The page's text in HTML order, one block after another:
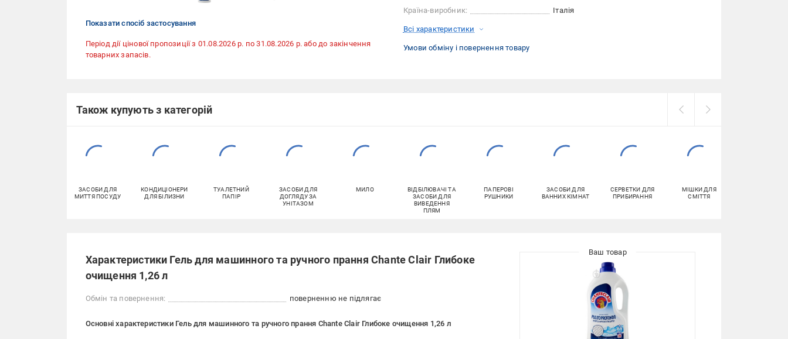
Показати спосіб застосування
Період дії цінової пропозиції з 01.08.2026 р. по 31.08.2026 р. або до закінчення
товарних запасів.
Країна-виробник:
Італія
Всі характеристики
Умови обміну і повернення товару
Також купують з категорій
ЗАСОБИ ДЛЯ
МИТТЯ ПОСУДУ
КОНДИЦІОНЕРИ
ДЛЯ БІЛИЗНИ
ТУАЛЕТНИЙ
ПАПІР
ЗАСОБИ ДЛЯ
ДОГЛЯДУ ЗА
УНІТАЗОМ
МИЛО
ВІДБІЛЮВАЧІ ТА
ЗАСОБИ ДЛЯ
ВИВЕДЕННЯ
ПЛЯМ
ПАПЕРОВІ
РУШНИКИ
ЗАСОБИ ДЛЯ
ВАННИХ КІМНАТ
СЕРВЕТКИ ДЛЯ
ПРИБИРАННЯ
МІШКИ ДЛЯ
СМІТТЯ
Характеристики Гель для машинного та ручного прання Chante Clair Глибоке
очищення 1,26 л
Обмін та повернення: поверненню не підлягає
Основні характеристики Гель для машинного та ручного прання Chante Clair Глибоке очищення 1,26 л